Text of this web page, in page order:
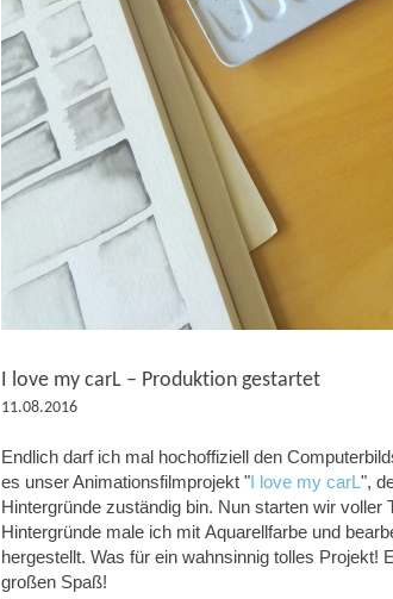
I love my carL – Produktion gestartet
11.08.2016
Endlich darf ich mal hochoffiziell den
es unser Animationsfilmprojekt "I love my carL ",
Hintergründe zuständig bin. Nun starten wir
Hintergründe male ich mit Aquarellfarbe und
hergestellt. Was für ein wahnsinnig tolles Projekt!
großen Spaß!